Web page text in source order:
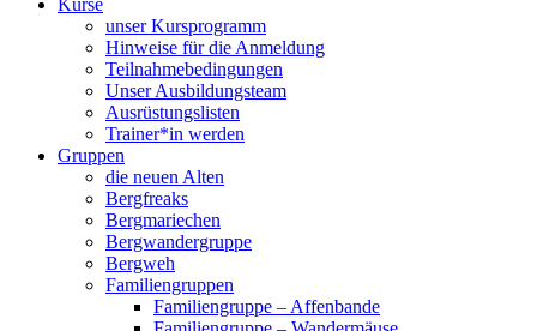
Kurse
unser Kursprogramm
Hinweise für die Anmeldung
Teilnahmebedingungen
Unser Ausbildungsteam
Ausrüstungslisten
Trainer*in werden
Gruppen
die neuen Alten
Bergfreaks
Bergmariechen
Bergwandergruppe
Bergweh
Familiengruppen
Familiengruppe – Affenbande